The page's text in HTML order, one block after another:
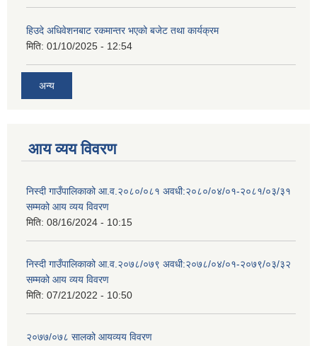
हिउदे अधिवेशनबाट रकमान्तर भएको बजेट तथा कार्यक्रम
मिति: 01/10/2025 - 12:54
अन्य
आय व्यय विवरण
निस्दी गाउँपालिकाको आ.व.२०८०/०८१ अवधी:२०८०/०४/०१-२०८१/०३/३१
सम्मको आय व्यय विवरण
मिति: 08/16/2024 - 10:15
निस्दी गाउँपालिकाको आ.व.२०७८/०७९ अवधी:२०७८/०४/०१-२०७९/०३/३२
सम्मको आय व्यय विवरण
मिति: 07/21/2022 - 10:50
२०७७/०७८ सालको आयव्यय विवरण